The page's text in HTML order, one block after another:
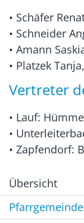
• Schäfer
• Schneider
• Amann
• Platzek
Vertreter
• Lauf:
•
• Zapfendorf:
Übersicht